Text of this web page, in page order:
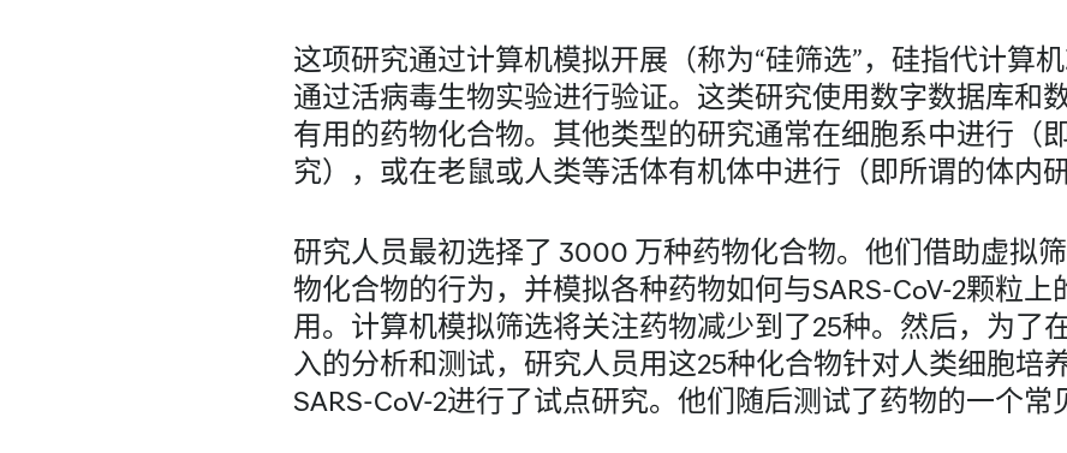
这项研究通过计算机模拟开展（称为“硅筛选”，硅指代计算
通过活病毒生物实验进行验证。这类研究使用数字数据库和
有用的药物化合物。其他类型的研究通常在细胞系中进行（
究），或在老鼠或人类等活体有机体中进行（即所谓的体内研
研究人员最初选择了 3000 万种药物化合物。他们借助虚拟
物化合物的行为，并模拟各种药物如何与SARS-CoV-2颗粒上
用。计算机模拟筛选将关注药物减少到了25种。然后，为了
入的分析和测试，研究人员用这25种化合物针对人类细胞培
SARS-CoV-2进行了试点研究。他们随后测试了药物的一个常